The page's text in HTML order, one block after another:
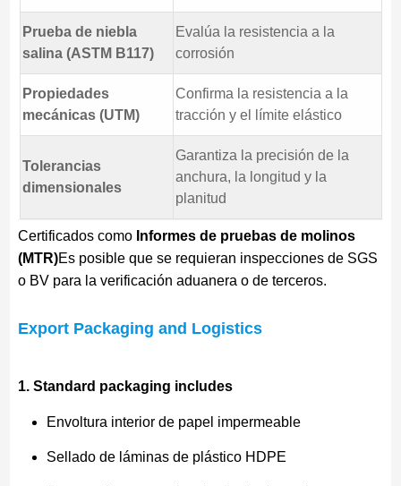
Prueba de niebla
salina (ASTM B117)
Evalúa la resistencia a la
corrosión
Propiedades
mecánicas (UTM)
Confirma la resistencia a la
tracción y el límite elástico
Tolerancias
dimensionales
Garantiza la precisión de la
anchura, la longitud y la
planitud
Certificados como Informes de pruebas de molinos
(MTR)Es posible que se requieran inspecciones de SGS
o BV para la verificación aduanera o de terceros.
Export Packaging and Logistics
1. Standard packaging includes
Envoltura interior de papel impermeable
Sellado de láminas de plástico HDPE